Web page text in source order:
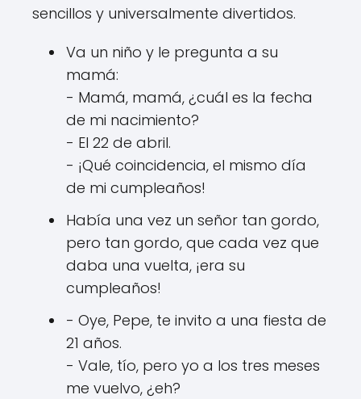
sencillos y universalmente divertidos.
Va un niño y le pregunta a su
mamá:
- Mamá, mamá, ¿cuál es la fecha
de mi nacimiento?
- El 22 de abril.
- ¡Qué coincidencia, el mismo día
de mi cumpleaños!
Había una vez un señor tan gordo,
pero tan gordo, que cada vez que
daba una vuelta, ¡era su
cumpleaños!
- Oye, Pepe, te invito a una fiesta de
21 años.
- Vale, tío, pero yo a los tres meses
me vuelvo, ¿eh?